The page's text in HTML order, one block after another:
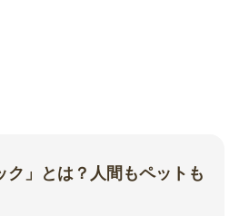
ク」とは？人間もペットも